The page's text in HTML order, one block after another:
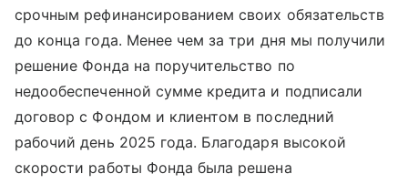
срочным рефинансированием своих обязательств
до конца года. Менее чем за три дня мы получили
решение Фонда на поручительство по
недообеспеченной сумме кредита и подписали
договор с Фондом и клиентом в последний
рабочий день 2025 года. Благодаря высокой
скорости работы Фонда была решена